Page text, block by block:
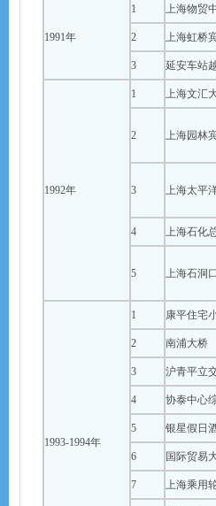
1991年
1 上海物贸
2 上海虹桥
3 延安车站
1992年
1 上海文汇
2 上海园林
3 上海太平
4 上海石化
5 上海石洞
1993-1994年
1 康平住宅
2 南浦大桥
3 沪青平立
4 协泰中心
5 银星假日
6 国际贸易
7 上海乘用